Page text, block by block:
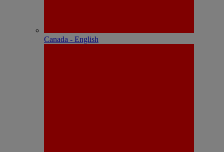
Canada - English